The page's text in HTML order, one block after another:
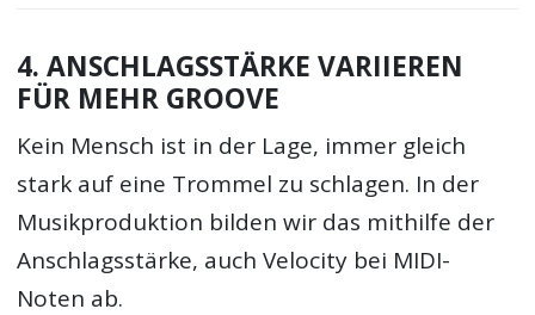
4. ANSCHLAGSSTÄRKE VARIIEREN
FÜR MEHR GROOVE
Kein Mensch ist in der Lage, immer gleich
stark auf eine Trommel zu schlagen. In der
Musikproduktion bilden wir das mithilfe der
Anschlagsstärke, auch Velocity bei MIDI-
Noten ab.